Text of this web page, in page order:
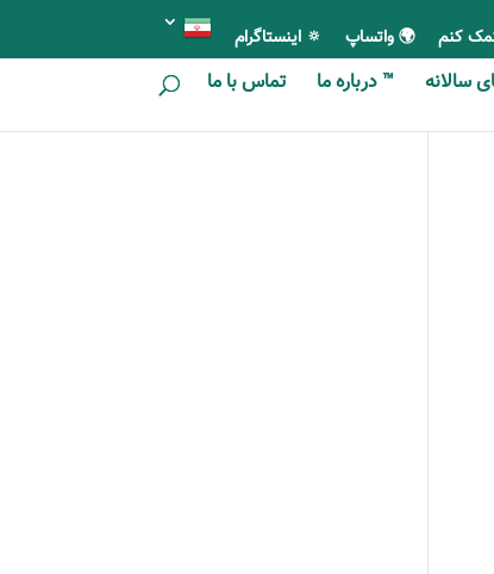
کنم 🌍 واتساپ 🔅 اینستاگرام
™ درباره ما تماس با ما